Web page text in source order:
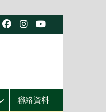
facebook
IG youtube
聯絡資料